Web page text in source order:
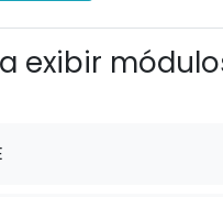
exibir